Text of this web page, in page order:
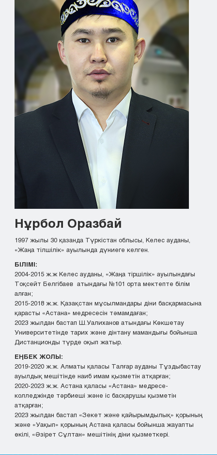
Кызылорда
Петропавловск
Талдыкорган
Тараз
Туркестан
Уральск
Нұрбол Оразбай
1997 жылы 30 қазанда Түркістан облысы, Келес ауданы,
«Жаңа тілшілік» ауылында дүниеге келген.
БІЛІМІ:
2004-2015 ж.ж Келес ауданы, «Жаңа тіршілік» ауылындағы
Тоқсейт Белгібаев атындағы №101 орта мектепте білім
алған;
2015-2018 ж.ж. Қазақстан мұсылмандары діни басқармасына
қарасты «Астана» медресесін тәмамдаған;
2023 жылдан бастап Ш.Уалиханов атындағы Көкшетау
Университетінде тарих және дінтану мамандығы бойынша
Дистанционды түрде оқып жатыр.
ЕҢБЕК ЖОЛЫ:
2019-2020 ж.ж. Алматы қаласы Талғар ауданы Тұздыбастау
ауылдық мешітінде наиб имам қызметін атқарған;
2020-2023 ж.ж. Астана қаласы «Астана» медресе-
колледжінде тәрбиеші және іс басқарушы қызметін
атқарған;
2023 жылдан бастап «Зекет және қайырымдылық» қорының
және «Уақып» қорының Астана қаласы бойынша жауапты
өкілі, «Әзірет Сұлтан» мешітінің діни қызметкері.